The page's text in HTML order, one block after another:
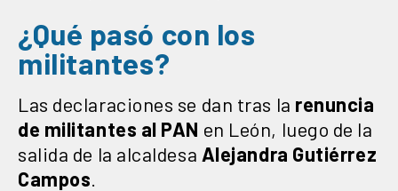
¿Qué pasó con los
militantes?
Las declaraciones se dan tras la renuncia
de militantes al PAN en León, luego de la
salida de la alcaldesa Alejandra Gutiérrez
Campos